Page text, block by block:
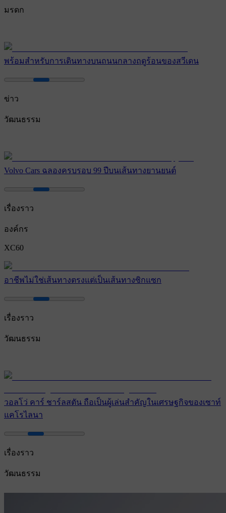
มรดก
พร้อมสําหรับการเดินทางบนถนนกลางฤดูร้อนของสวีเดน
ข่าว
วัฒนธรรม
Volvo Cars ฉลองครบรอบ 99 ปีบนเส้นทางยานยนต์
เรื่องราว
องค์กร
XC60
อาชีพไม่ใช่เส้นทางตรงแต่เป็นเส้นทางซิกแซก
เรื่องราว
วัฒนธรรม
วอลโว่ คาร์ ชาร์ลสตัน ถือเป็นผู้เล่นสำคัญในเศรษฐกิจของเซาท์
แคโรไลนา
เรื่องราว
วัฒนธรรม